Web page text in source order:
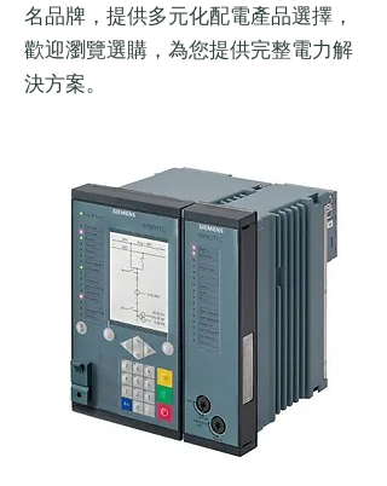
名品牌，提供多元化配電產品選擇，
歡迎瀏覽選購，為您提供完整電力解
決方案。